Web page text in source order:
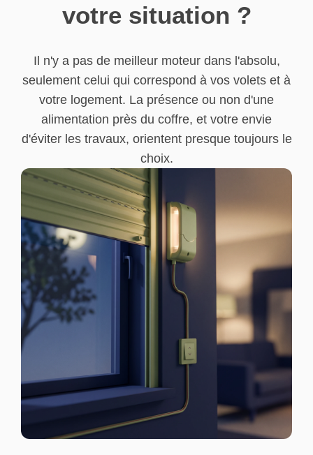
votre situation ?
Il n'y a pas de meilleur moteur dans l'absolu,
seulement celui qui correspond à vos volets et à
votre logement. La présence ou non d'une
alimentation près du coffre, et votre envie
d'éviter les travaux, orientent presque toujours le
choix.